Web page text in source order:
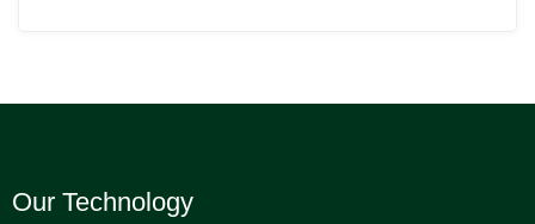
Our Technology